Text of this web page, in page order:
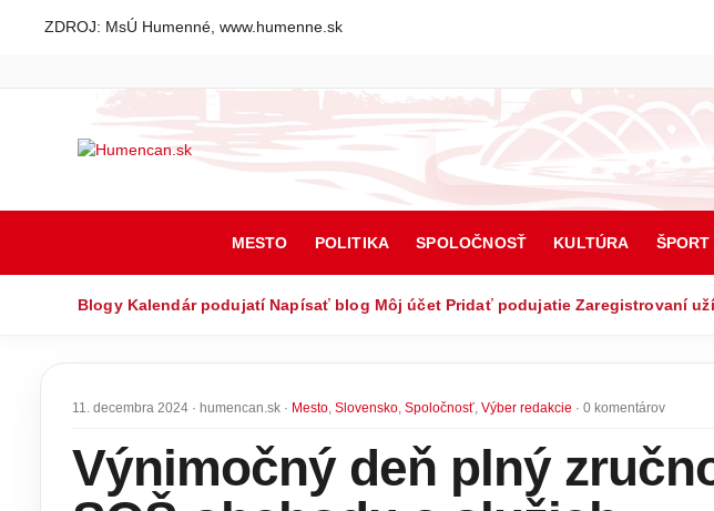
ZDROJ: MsÚ Humenné, www.humenne.sk
MESTO POLITIKA SPOLOČNOSŤ KULTÚRA ŠPORT
Blogy Kalendár podujatí Napísať blog Môj účet Pridať podujatie Zaregistrovaní
11. decembra 2024 · humencan.sk · Mesto, Slovensko, Spoločnosť, Výber redakcie · 0 komentárov
Výnimočný deň plný